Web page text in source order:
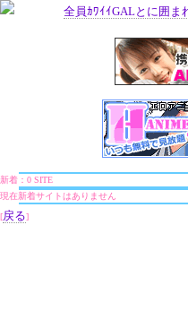
全員ｶﾜｲｲGALとに囲
新着：0 SITE
現在新着サイトはありません
[戻る]